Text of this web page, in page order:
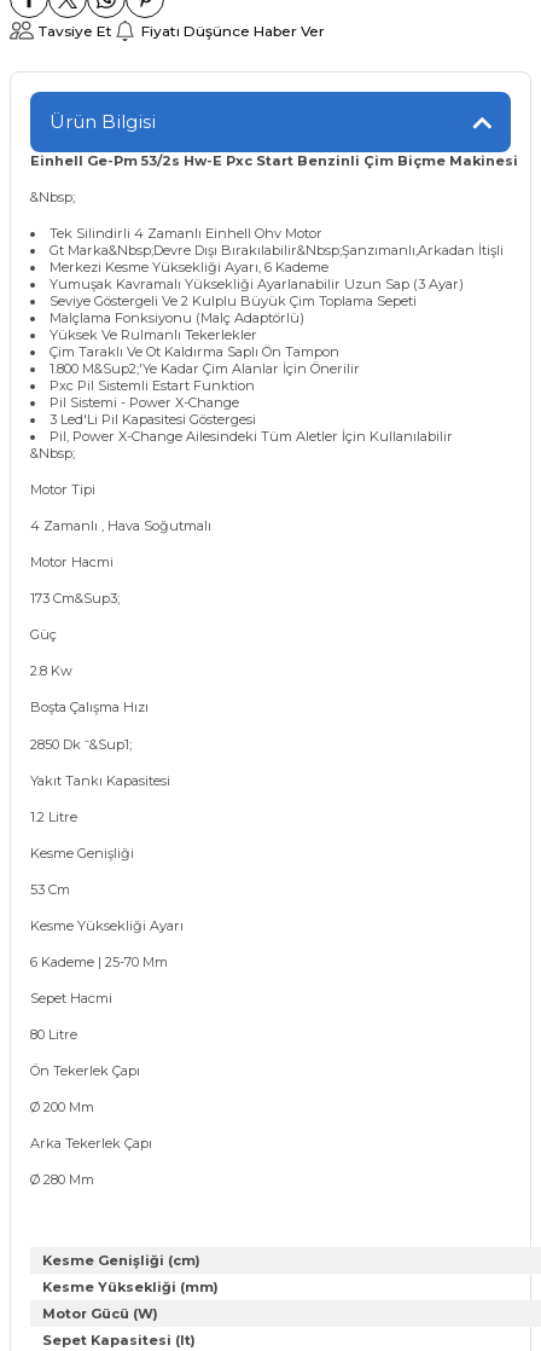
Tavsiye Et Fiyatı Düşünce Haber Ver
Ürün Bilgisi
Einhell Ge-Pm 53/2s Hw-E Pxc Start Benzinli Çim Biçme Makinesi
&Nbsp;
Tek Silindirli 4 Zamanlı Einhell Ohv Motor
Gt Marka&Nbsp;Devre Dışı Bırakılabilir&Nbsp;Şanzımanlı,Arkadan İtişli
Merkezi Kesme Yüksekliği Ayarı, 6 Kademe
Yumuşak Kavramalı Yüksekliği Ayarlanabilir Uzun Sap (3 Ayar)
Seviye Göstergeli Ve 2 Kulplu Büyük Çim Toplama Sepeti
Malçlama Fonksiyonu (Malç Adaptörlü)
Yüksek Ve Rulmanlı Tekerlekler
Çim Taraklı Ve Ot Kaldırma Saplı Ön Tampon
1.800 M&Sup2;'Ye Kadar Çim Alanlar İçin Önerilir
Pxc Pil Sistemli Estart Funktion
Pil Sistemi - Power X-Change
3 Led'Li Pil Kapasitesi Göstergesi
Pil, Power X-Change Ailesindeki Tüm Aletler İçin Kullanılabilir
&Nbsp;
Motor Tipi
4 Zamanlı , Hava Soğutmalı
Motor Hacmi
173 Cm&Sup3;
Güç
2.8 Kw
Boşta Çalışma Hızı
2850 Dk ⁻&Sup1;
Yakıt Tankı Kapasitesi
1.2 Litre
Kesme Genişliği
53 Cm
Kesme Yüksekliği Ayarı
6 Kademe | 25-70 Mm
Sepet Hacmi
80 Litre
Ön Tekerlek Çapı
Ø 200 Mm
Arka Tekerlek Çapı
Ø 280 Mm
Kesme Genişliği (cm)
Kesme Yüksekliği (mm)
Motor Gücü (W)
Sepet Kapasitesi (lt)